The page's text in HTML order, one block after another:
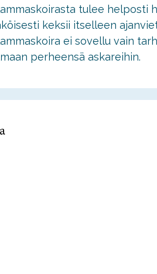
tulee helposti
keksii itselleen
ei sovellu vain
perheensä askareihin.